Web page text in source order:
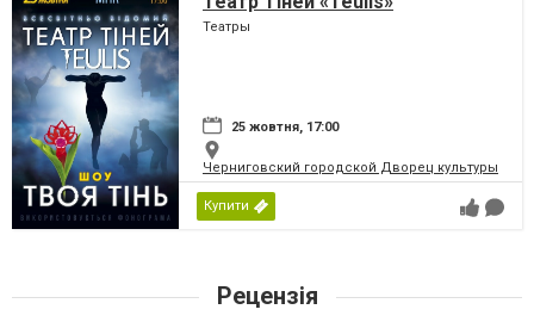
Театры
25 жовтня, 17:00
Черниговский городской Дворец культуры
Купити
Рецензія